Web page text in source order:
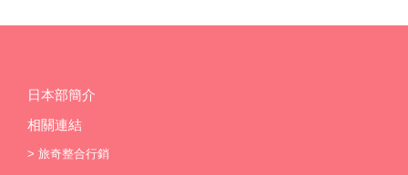
日本部簡介
相關連結
> 旅奇整合行銷